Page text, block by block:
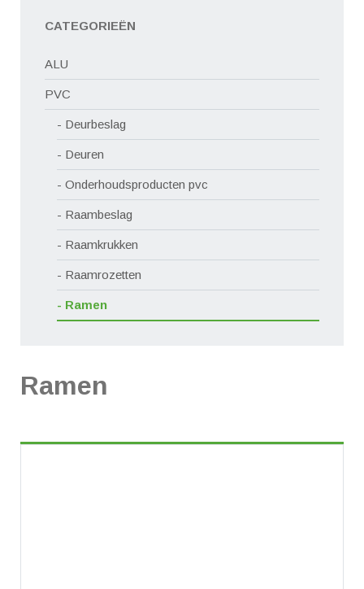
CATEGORIEËN
ALU
PVC
Deurbeslag
Deuren
Onderhoudsproducten pvc
Raambeslag
Raamkrukken
Raamrozetten
Ramen
Ramen